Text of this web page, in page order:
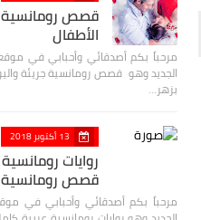
قصص رومانسية
الأطفال
الجديد وهو قصص رومانسية جريئة
بزهر…
13 أكتوبر 2018
روايات
قصص